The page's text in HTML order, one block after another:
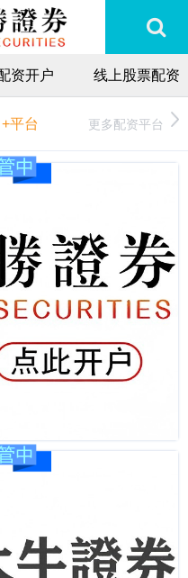
资开户 线上股票配资
+平台 更多配资平台